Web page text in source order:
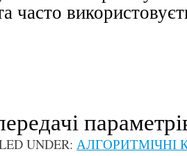
часто
UNDER: АЛГОРИТМІЧНІ